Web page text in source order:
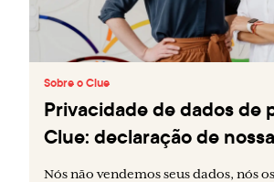
Sobre o Clue
Privacidade de dados de
Clue: declaração de
Nós não vendemos seus dados, nós